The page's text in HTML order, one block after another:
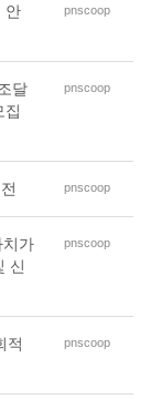
안
pnscoop
달
집
pnscoop
pnscoop
치가
신
pnscoop
적
pnscoop